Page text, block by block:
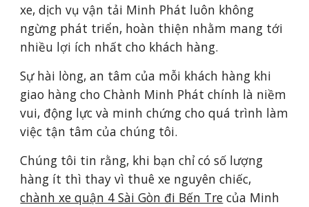
xe, dịch vụ vận tải Minh Phát luôn không
ngừng phát triển, hoàn thiện nhằm mang tới
nhiều lợi ích nhất cho khách hàng.
Sự hài lòng, an tâm của mỗi khách hàng khi
giao hàng cho Chành Minh Phát chính là niềm
vui, động lực và minh chứng cho quá trình làm
việc tận tâm của chúng tôi.
Chúng tôi tin rằng, khi bạn chỉ có số lượng
hàng ít thì thay vì thuê xe nguyên chiếc,
chành xe quận 4 Sài Gòn đi Bến Tre của Minh